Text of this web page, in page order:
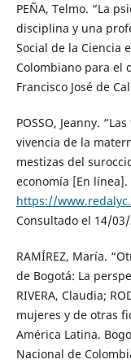
PEÑA, Telmo. “La
disciplina y una
Social de la Ciencia
Colombiano para el
Francisco José de
POSSO, Jeanny.
vivencia de la
mestizas del
economía [En
https://
Consultado el 14/
RAMÍREZ, María.
de Bogotá: La
RIVERA, Claudia;
mujeres y de otras
América Latina.
Nacional de